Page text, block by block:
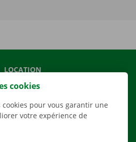
LOCATION
VÉHICULES
NOS SERVICES
AGENCES
cookies
pour vous garantir une
votre expérience de